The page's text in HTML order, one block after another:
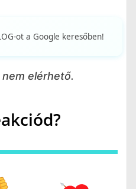
ot a Google keresőben!
elérhető.